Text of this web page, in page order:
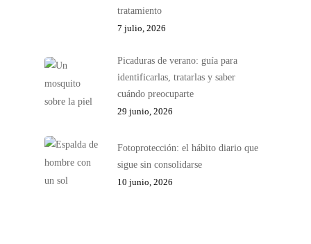
tratamiento
7 julio, 2026
Picaduras de verano: guía para
identificarlas, tratarlas y saber
cuándo preocuparte
29 junio, 2026
Fotoprotección: el hábito diario que
sigue sin consolidarse
10 junio, 2026